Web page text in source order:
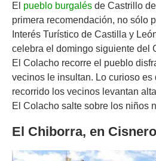
El pueblo burgalés de Castrillo
primera recomendación, no sólo
Interés Turístico de Castilla y
celebra el domingo siguiente del
El Colacho recorre el pueblo
vecinos le insultan. Lo curioso es
recorrido los vecinos levantan
El Colacho salte sobre los niños
El Chiborra, en